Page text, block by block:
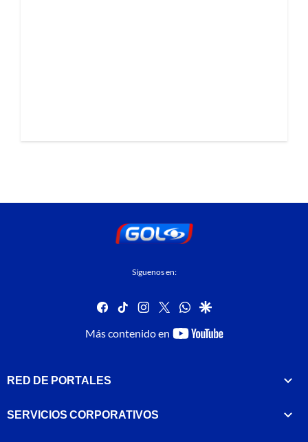
Síguenos en:
facebook
tiktok instagram
twitterwhatsapp
google
Más contenido en
youtube-
RED DE PORTALES
SERVICIOS CORPORATIVOS